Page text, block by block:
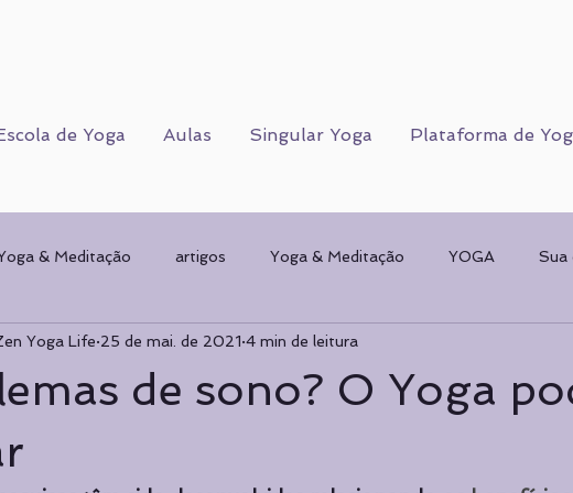
de Yoga Aulas Singular Yoga Plataforma de
& Meditação artigos Yoga & Meditação YOGA Sua
Corpo Humano CORPO FÍSICO
de sono? O Yoga
Yoga Life 25 de mai. de 2021 4 min de leitura